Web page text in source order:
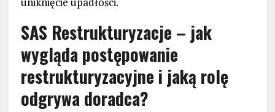
SAS Restrukturyzacje – jak
wygląda postępowanie
restrukturyzacyjne i jaką rolę
odgrywa doradca?